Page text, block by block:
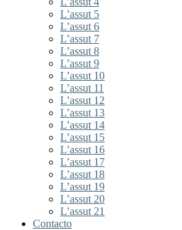
L’assut 5
L’assut 6
L’assut 7
L’assut 8
L’assut 9
L’assut 10
L’assut 11
L’assut 12
L’assut 13
L’assut 14
L’assut 15
L’assut 16
L’assut 17
L’assut 18
L’assut 19
L’assut 20
L’assut 21
Contacto